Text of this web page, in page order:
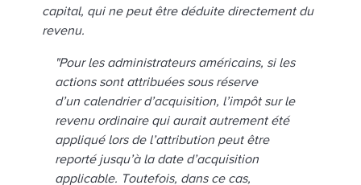
capital, qui ne peut être déduite directement du
revenu.
"Pour les administrateurs américains, si les
actions sont attribuées sous réserve
d’un calendrier d’acquisition, l’impôt sur le
revenu ordinaire qui aurait autrement été
appliqué lors de l’attribution peut être
reporté jusqu’à la date d’acquisition
applicable. Toutefois, dans ce cas,